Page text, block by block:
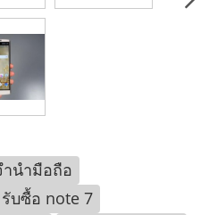
ำนำมือถือ
รับซื้อ note 7